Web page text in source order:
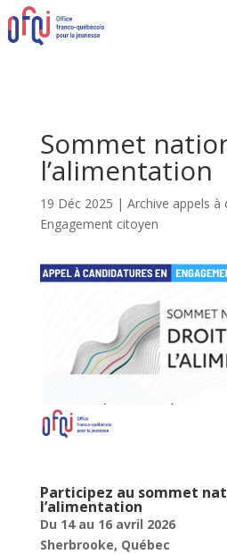
Sommet
l’alimentation
19 Déc 2025 | Archive appels à
Engagement citoyen
Participez au sommet
l’alimentation
Du 14 au 16 avril 2026
Sherbrooke, Québec